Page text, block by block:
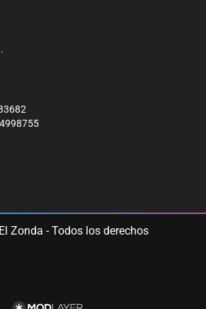
Zonda - Todos los derechos